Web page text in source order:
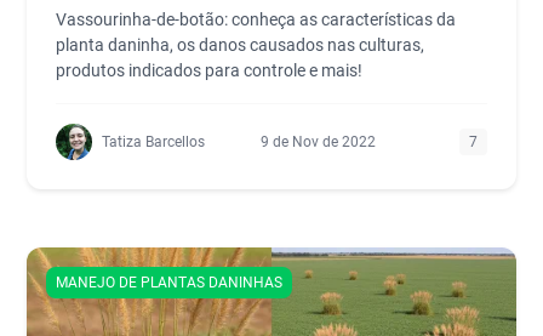
Vassourinha-de-botão: conheça as características da
planta daninha, os danos causados nas culturas,
produtos indicados para controle e mais!
Tatiza Barcellos 9 de Nov de 2022 7
MANEJO DE PLANTAS DANINHAS